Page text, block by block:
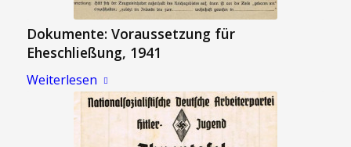
Dokumente: Voraussetzung für
Eheschließung, 1941
Weiterlesen